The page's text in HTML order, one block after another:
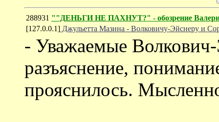
288931 ""ДЕНЬГИ НЕ ПАХНУТ?" - обозрение
[127.0.0.1] Джульетта Мазина - Волковичу-Эйснеру и
- Уважаемые
разъяснение,
прояснилось.